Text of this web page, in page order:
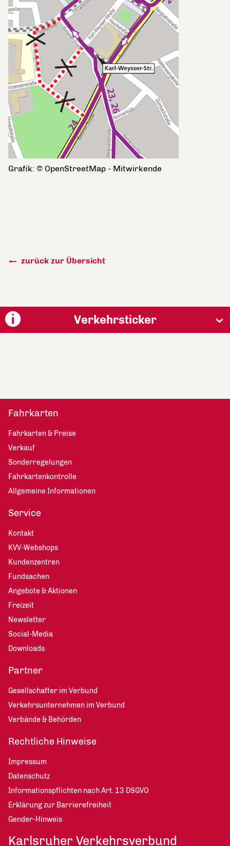
Grafik: © OpenStreetMap - Mitwirkende
zurück zur Übersicht
Verkehrsticker
Fahrkarten
Fahrkarten & Preise
Verkauf
Sonderregelungen
Fahrkartenkontrolle
Allgemeine Informationen
Service
Kontakt
KVV-Webshops
Kundenzentren
Fundsachen
Angebote & Aktionen
Freizeit
Newsletter
Social-Media
Downloads
Partner
Gesellschafter im Verbund
Verkehrsunternehmen im Verbund
Verbände & Behörden
Rechtliche Hinweise
Impressum
Datenschutz
Informationspflichten nach Art. 13 DSGVO
Erklärung zur Barrierefreiheit
Gender-Hinweis
Karlsruher Verkehrsverbund